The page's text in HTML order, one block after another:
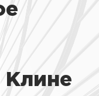
Клине